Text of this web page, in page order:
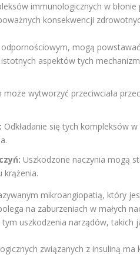
immunologicznych w
konsekwencji
odpornościowym, mogą
aspektów tych
może wytworzyć przeciwciała
Odkładanie się tych kompleksów
Uszkodzone naczynia mogą
krążenia.
mikroangiopatią, który
na zaburzeniach w małych
uszkodzenia narządów, takich
związanych z insuliną ma